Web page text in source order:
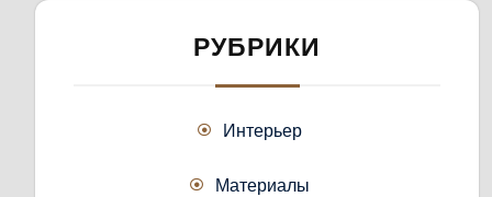
РУБРИКИ
Интерьер
Материалы